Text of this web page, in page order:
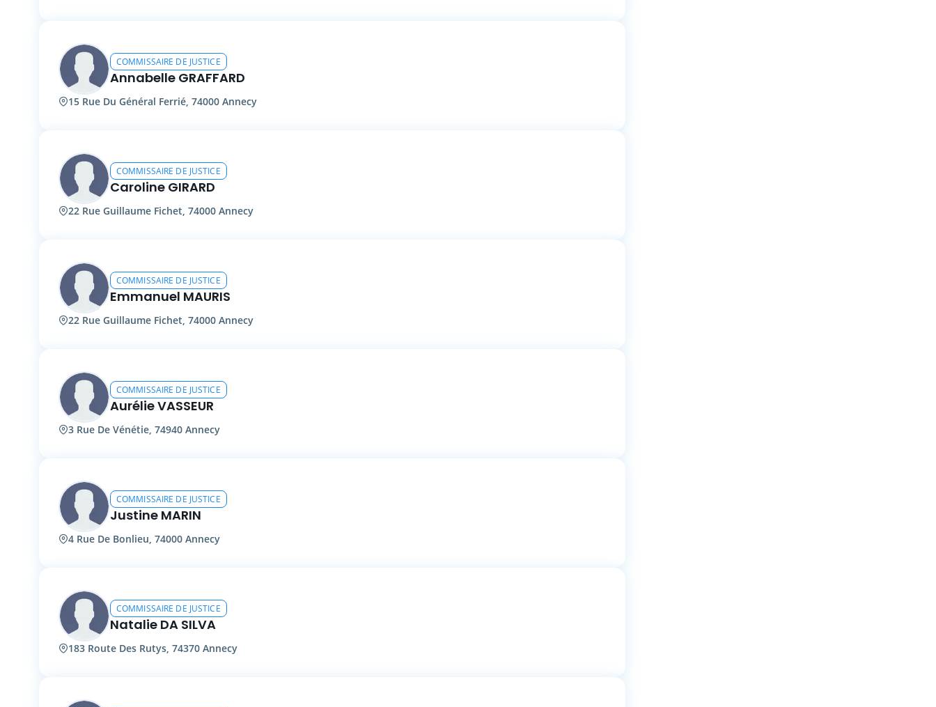
COMMISSAIRE DE JUSTICE
Annabelle GRAFFARD
15 Rue Du Général Ferrié, 74000 Annecy
COMMISSAIRE DE JUSTICE
Caroline GIRARD
22 Rue Guillaume Fichet, 74000 Annecy
COMMISSAIRE DE JUSTICE
Emmanuel MAURIS
22 Rue Guillaume Fichet, 74000 Annecy
COMMISSAIRE DE JUSTICE
Aurélie VASSEUR
3 Rue De Vénétie, 74940 Annecy
COMMISSAIRE DE JUSTICE
Justine MARIN
4 Rue De Bonlieu, 74000 Annecy
COMMISSAIRE DE JUSTICE
Natalie DA SILVA
183 Route Des Rutys, 74370 Annecy